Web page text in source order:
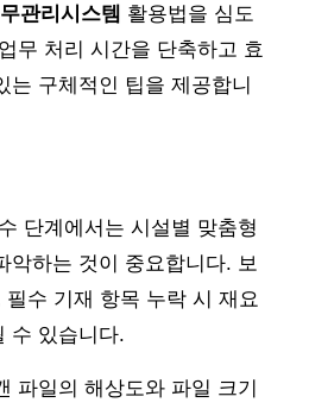
관리시스템 활용법을 심도
무 처리 시간을 단축하고 효
는 구체적인 팁을 제공합니
단계에서는 시설별 맞춤형
악하는 것이 중요합니다. 보
필수 기재 항목 누락 시 재요
수 있습니다.
파일의 해상도와 파일 크기